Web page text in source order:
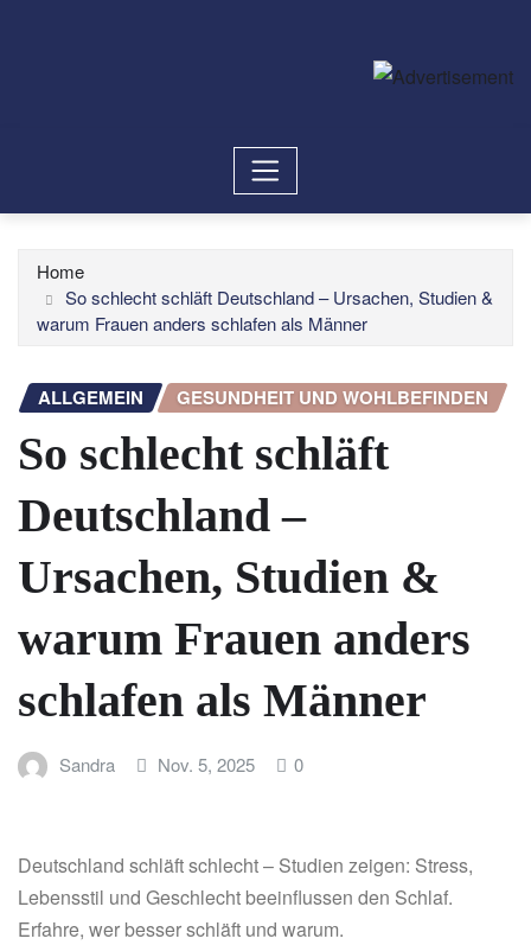
Home
So schlecht schläft Deutschland – Ursachen, Studien &
warum Frauen anders schlafen als Männer
ALLGEMEIN GESUNDHEIT UND WOHLBEFINDEN
So schlecht schläft
Deutschland –
Ursachen, Studien &
warum Frauen anders
schlafen als Männer
Sandra Nov. 5, 2025 0
Deutschland schläft schlecht – Studien zeigen: Stress,
Lebensstil und Geschlecht beeinflussen den Schlaf.
Erfahre, wer besser schläft und warum.